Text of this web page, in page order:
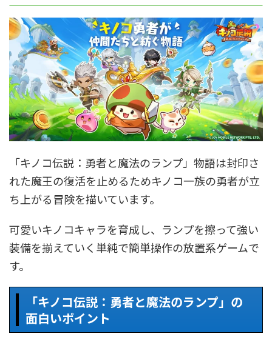
「キノコ伝説：勇者と魔法のランプ」物語は封印さ
れた魔王の復活を止めるためキノコ一族の勇者が立
ち上がる冒険を描いています。
可愛いキノコキャラを育成し、ランプを擦って強い
装備を揃えていく単純で簡単操作の放置系ゲームで
す。
「キノコ伝説：勇者と魔法のランプ」の
面白いポイント